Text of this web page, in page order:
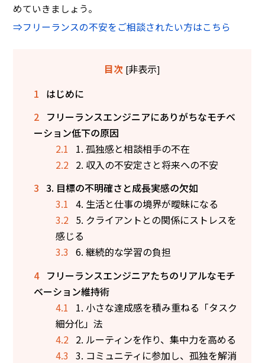
めていきましょう。
⇒フリーランスの不安をご相談されたい方はこちら
目次 [非表示]
1 はじめに
2 フリーランスエンジニアにありがちなモチベ
ーション低下の原因
2.1
1. 孤独感と相談相手の不在
2.2 2. 収入の不安定さと将来への不安
3 3. 目標の不明確さと成長実感の欠如
3.1 4. 生活と仕事の境界が曖昧になる
3.2 5. クライアントとの関係にストレスを
感じる
3.3 6. 継続的な学習の負担
4 フリーランスエンジニアたちのリアルなモチ
ベーション維持術
4.1
1. 小さな達成感を積み重ねる「タスク
細分化」法
4.2 2. ルーティンを作り、集中力を高める
4.3 3. コミュニティに参加し、孤独を解消